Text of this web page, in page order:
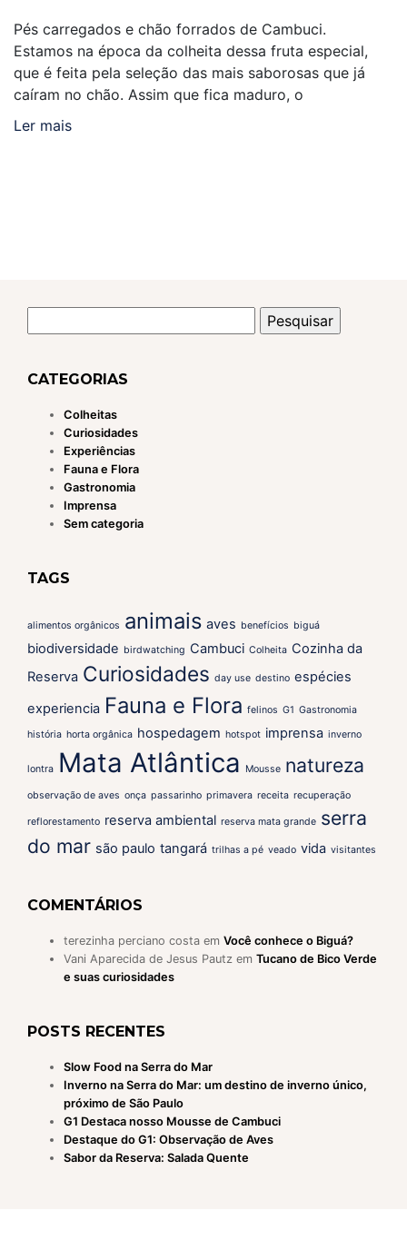
Pés carregados e chão forrados de Cambuci.
Estamos na época da colheita dessa fruta especial,
que é feita pela seleção das mais saborosas que já
caíram no chão. Assim que fica maduro, o
Ler mais
por:
CATEGORIAS
Colheitas
Curiosidades
Experiências
Fauna e Flora
Gastronomia
Imprensa
Sem categoria
TAGS
alimentos orgânicos animais aves benefícios biguá
biodiversidade birdwatching Cambuci Colheita Cozinha da
Reserva Curiosidades day use destino espécies
experiencia Fauna e Flora felinos G1 Gastronomia
história horta orgânica hospedagem hotspot imprensa inverno
lontra Mata Atlântica Mousse natureza
observação de aves onça passarinho primavera receita recuperação
reflorestamento reserva ambiental reserva mata grande serra
do mar são paulo tangará trilhas a pé veado vida visitantes
COMENTÁRIOS
terezinha perciano costa em Você conhece o Biguá?
Vani Aparecida de Jesus Pautz em Tucano de Bico Verde
e suas curiosidades
POSTS RECENTES
Slow Food na Serra do Mar
Inverno na Serra do Mar: um destino de inverno único,
próximo de São Paulo
G1 Destaca nosso Mousse de Cambuci
Destaque do G1: Observação de Aves
Sabor da Reserva: Salada Quente